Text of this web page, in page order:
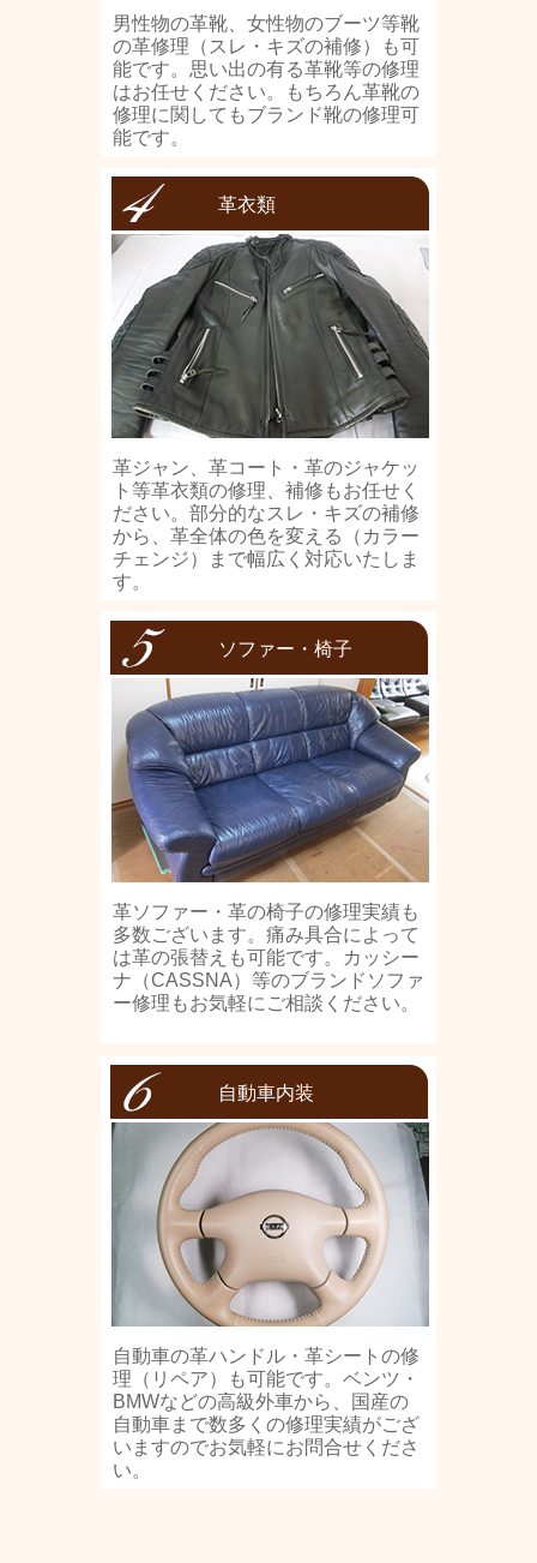
男性物の革靴、女性物のブーツ等靴
の革修理（スレ・キズの補修）も可
能です。思い出の有る革靴等の修理
はお任せください。もちろん革靴の
修理に関してもブランド靴の修理可
能です。
革衣類
革ジャン、革コート・革のジャケッ
ト等革衣類の修理、補修もお任せく
ださい。部分的なスレ・キズの補修
から、革全体の色を変える（カラー
チェンジ）まで幅広く対応いたしま
す。
ソファー・椅子
革ソファー・革の椅子の修理実績も
多数ございます。痛み具合によって
は革の張替えも可能です。カッシー
ナ（CASSNA）等のブランドソファ
ー修理もお気軽にご相談ください。
自動車内装
自動車の革ハンドル・革シートの修
理（リペア）も可能です。ベンツ・
BMWなどの高級外車から、国産の
自動車まで数多くの修理実績がござ
いますのでお気軽にお問合せくださ
い。